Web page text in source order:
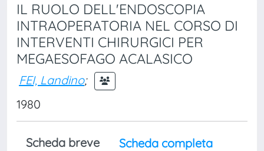
IL RUOLO DELL'ENDOSCOPIA
INTRAOPERATORIA NEL CORSO DI
INTERVENTI CHIRURGICI PER
MEGAESOFAGO ACALASICO
FEI, Landino;
1980
Scheda breve
Scheda completa